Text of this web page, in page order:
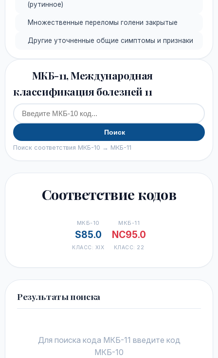
(рутинное)
Множественные переломы голени закрытые
Другие уточненные общие симптомы и признаки
МКБ-11, Международная
классификация болезней 11
Поиск
Поиск соответствия МКБ-10 → МКБ-11
Соответствие кодов
МКБ-10
S85.0
КЛАСС: XIX
МКБ-11
NC95.0
КЛАСС: 22
Результаты поиска
Для поиска кода МКБ-11 введите код
МКБ-10